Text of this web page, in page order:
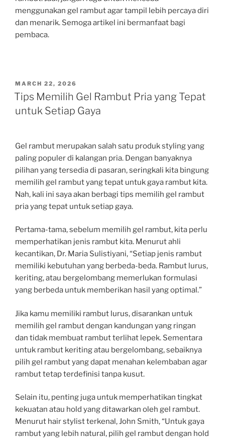
menggunakan gel rambut agar tampil lebih percaya diri
dan menarik. Semoga artikel ini bermanfaat bagi
pembaca.
POSTED
ON
MARCH 22, 2026
Tips Memilih Gel Rambut Pria yang Tepat
untuk Setiap Gaya
Gel rambut merupakan salah satu produk styling yang
paling populer di kalangan pria. Dengan banyaknya
pilihan yang tersedia di pasaran, seringkali kita bingung
memilih gel rambut yang tepat untuk gaya rambut kita.
Nah, kali ini saya akan berbagi tips memilih gel rambut
pria yang tepat untuk setiap gaya.
Pertama-tama, sebelum memilih gel rambut, kita perlu
memperhatikan jenis rambut kita. Menurut ahli
kecantikan, Dr. Maria Sulistiyani, “Setiap jenis rambut
memiliki kebutuhan yang berbeda-beda. Rambut lurus,
keriting, atau bergelombang memerlukan formulasi
yang berbeda untuk memberikan hasil yang optimal.”
Jika kamu memiliki rambut lurus, disarankan untuk
memilih gel rambut dengan kandungan yang ringan
dan tidak membuat rambut terlihat lepek. Sementara
untuk rambut keriting atau bergelombang, sebaiknya
pilih gel rambut yang dapat menahan kelembaban agar
rambut tetap terdefinisi tanpa kusut.
Selain itu, penting juga untuk memperhatikan tingkat
kekuatan atau hold yang ditawarkan oleh gel rambut.
Menurut hair stylist terkenal, John Smith, “Untuk gaya
rambut yang lebih natural, pilih gel rambut dengan hold